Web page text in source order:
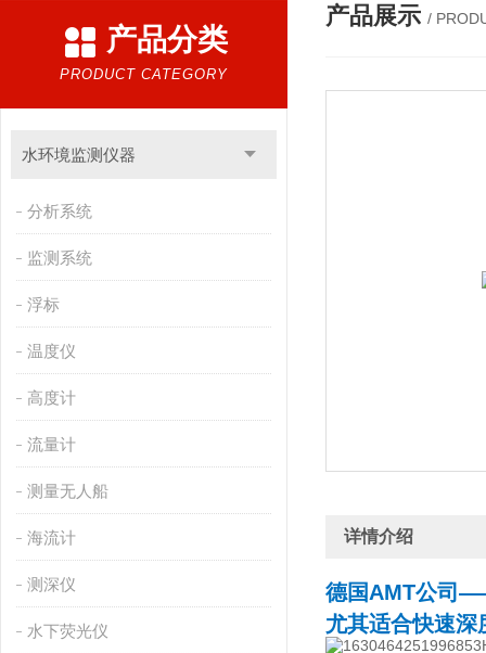
产品分类
PRODUCT CATEGORY
水环境监测仪器
分析系统
监测系统
浮标
温度仪
高度计
流量计
测量无人船
海流计
测深仪
水下荧光仪
产品展示 /
详情介绍
德国AMT公司
尤其适合快速深